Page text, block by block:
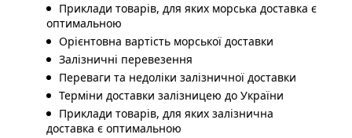
Приклади товарів, для яких морська доставка є
оптимальною
Орієнтовна вартість морської доставки
Залізничні перевезення
Переваги та недоліки залізничної доставки
Терміни доставки залізницею до України
Приклади товарів, для яких залізнична
доставка є оптимальною